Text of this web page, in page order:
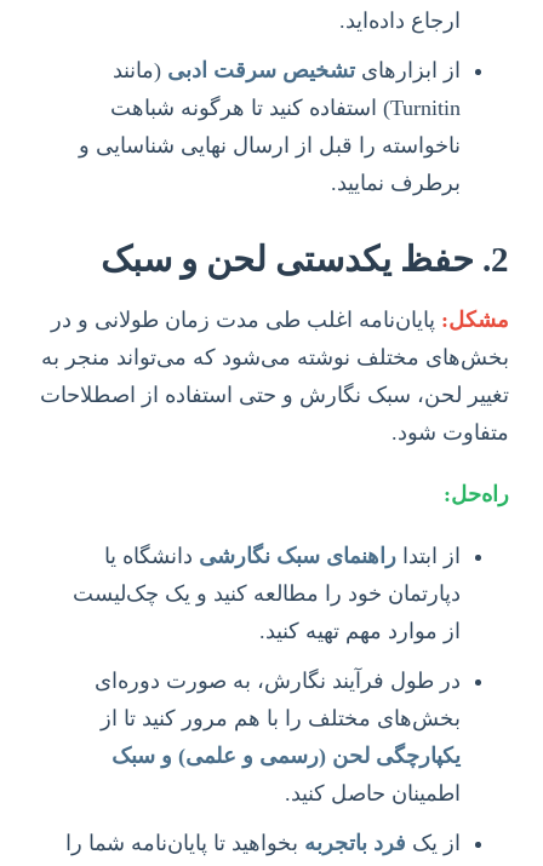
ارجاع داده‌اید.
از ابزارهای تشخیص سرقت ادبی (مانند
Turnitin) استفاده کنید تا هرگونه شباهت
ناخواسته را قبل از ارسال نهایی شناسایی و
برطرف نمایید.
2. حفظ یکدستی لحن و سبک
مشکل: پایان‌نامه اغلب طی مدت زمان طولانی و در
بخش‌های مختلف نوشته می‌شود که می‌تواند منجر به
تغییر لحن، سبک نگارش و حتی استفاده از اصطلاحات
متفاوت شود.
راه‌حل:
از ابتدا راهنمای سبک نگارشی دانشگاه یا
دپارتمان خود را مطالعه کنید و یک چک‌لیست
از موارد مهم تهیه کنید.
در طول فرآیند نگارش، به صورت دوره‌ای
بخش‌های مختلف را با هم مرور کنید تا از
یکپارچگی لحن (رسمی و علمی) و سبک
اطمینان حاصل کنید.
از یک فرد باتجربه بخواهید تا پایان‌نامه شما را